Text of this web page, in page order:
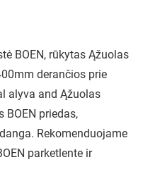
BOEN, rūkytas Ąžuolas
derančios prie
alyva and Ąžuolas
BOEN priedas,
Rekomenduojame
parketlente ir